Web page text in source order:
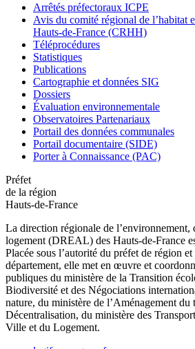
Arrêtés préfectoraux ICPE
Avis du comité régional de l’habitat
Hauts-de-France (CRHH)
Téléprocédures
Statistiques
Publications
Cartographie et données SIG
Dossiers
Évaluation environnementale
Observatoires Partenariaux
Portail des données communales
Portail documentaire (SIDE)
Porter à Connaissance (PAC)
Préfet
de la région
Hauts-de-France
La direction régionale de l’environnement,
logement (DREAL) des Hauts-de-France
Placée sous l’autorité du préfet de région et
département, elle met en œuvre et
publiques du ministère de la Transition
Biodiversité et des Négociations
nature, du ministère de l’Aménagement du
Décentralisation, du ministère des
Ville et du Logement.